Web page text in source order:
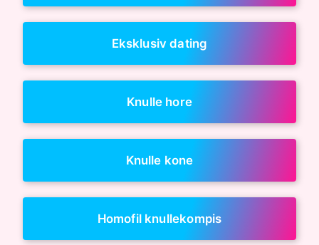
Eksklusiv dating
Knulle hore
Knulle kone
Homofil knullekompis